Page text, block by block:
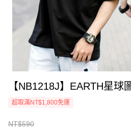
【NB1218J】EARTH星球
超取滿NT$1,800免運
NT$590